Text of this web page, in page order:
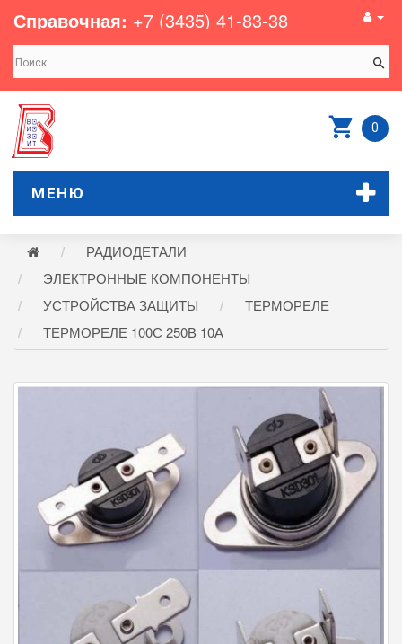
Справочная: +7 (3435) 41-83-38
0
МЕНЮ
РАДИОДЕТАЛИ
ЭЛЕКТРОННЫЕ КОМПОНЕНТЫ
УСТРОЙСТВА ЗАЩИТЫ
ТЕРМОРЕЛЕ
ТЕРМОРЕЛЕ 100С 250В 10А